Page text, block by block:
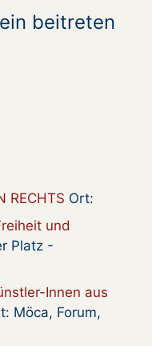
beitreten
RECHTS Ort:
und
Platz -
Innen aus
Möca, Forum,